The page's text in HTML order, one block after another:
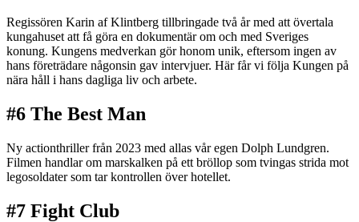
Regissören Karin af Klintberg tillbringade två år med att övertala
kungahuset att få göra en dokumentär om och med Sveriges
konung. Kungens medverkan gör honom unik, eftersom ingen av
hans företrädare någonsin gav intervjuer. Här får vi följa Kungen på
nära håll i hans dagliga liv och arbete.
#6 The Best Man
Ny actionthriller från 2023 med allas vår egen Dolph Lundgren.
Filmen handlar om marskalken på ett bröllop som tvingas strida mot
legosoldater som tar kontrollen över hotellet.
#7 Fight Club